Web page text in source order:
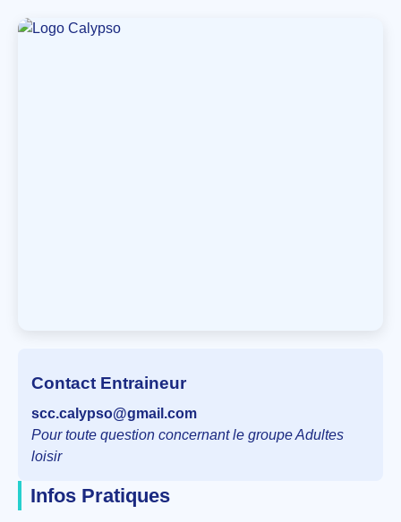
Contact Entraineur
scc.calypso@gmail.com
Pour toute question concernant le groupe Adultes
loisir
Infos Pratiques